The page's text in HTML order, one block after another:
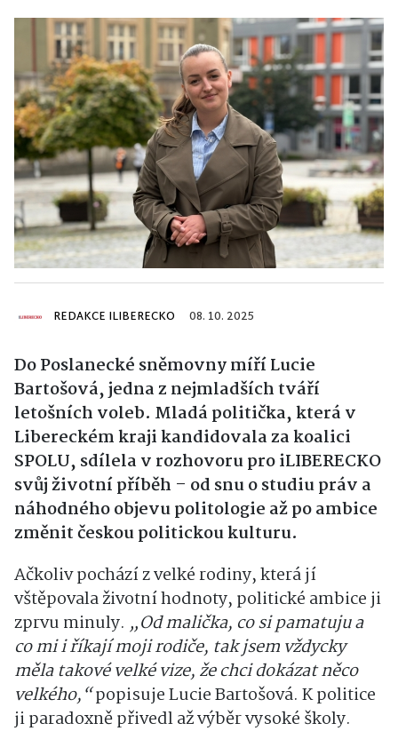
REDAKCE ILIBERECKO 08. 10. 2025
Do Poslanecké sněmovny míří Lucie
Bartošová, jedna z nejmladších tváří
letošních voleb. Mladá politička, která v
Libereckém kraji kandidovala za koalici
SPOLU, sdílela v rozhovoru pro iLIBERECKO
svůj životní příběh – od snu o studiu práv a
náhodného objevu politologie až po ambice
změnit českou politickou kulturu.
Ačkoliv pochází z velké rodiny, která jí
vštěpovala životní hodnoty, politické ambice ji
zprvu minuly. „Od malička, co si pamatuju a
co mi i říkají moji rodiče, tak jsem vždycky
měla takové velké vize, že chci dokázat něco
velkého,“popisuje Lucie Bartošová. K politice
ji paradoxně přivedl až výběr vysoké školy.